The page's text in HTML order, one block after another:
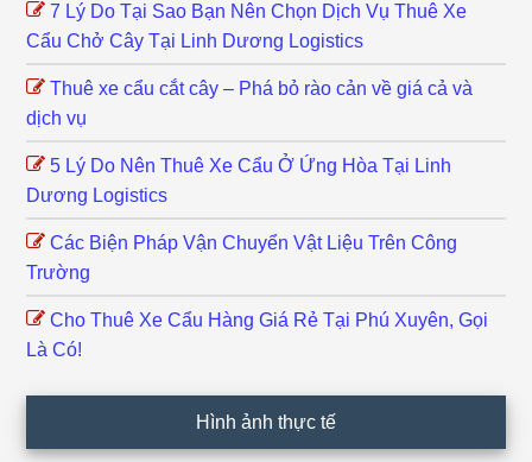
7 Lý Do Tại Sao Bạn Nên Chọn Dịch Vụ Thuê Xe
Cẩu Chở Cây Tại Linh Dương Logistics
Thuê xe cẩu cắt cây – Phá bỏ rào cản về giá cả và
dịch vụ
5 Lý Do Nên Thuê Xe Cẩu Ở Ứng Hòa Tại Linh
Dương Logistics
Các Biện Pháp Vận Chuyển Vật Liệu Trên Công
Trường
Cho Thuê Xe Cẩu Hàng Giá Rẻ Tại Phú Xuyên, Gọi
Là Có!
Hình ảnh thực tế